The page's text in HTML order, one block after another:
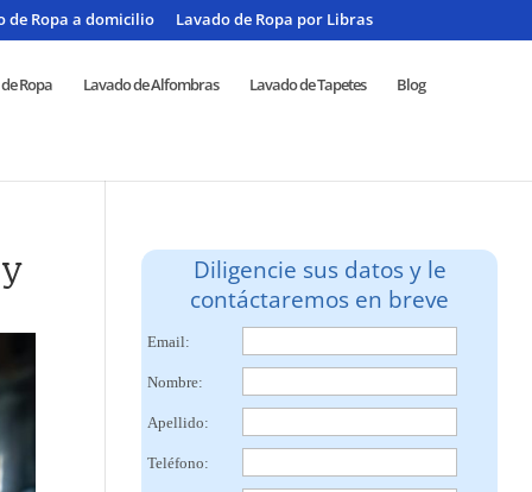
de Ropa a domicilio Lavado de Ropa por Libras
Ropa Lavado de Alfombras Lavado de Tapetes Blog
Diligencie sus datos y le
contáctaremos en breve
Email:
Nombre:
Apellido:
Teléfono: